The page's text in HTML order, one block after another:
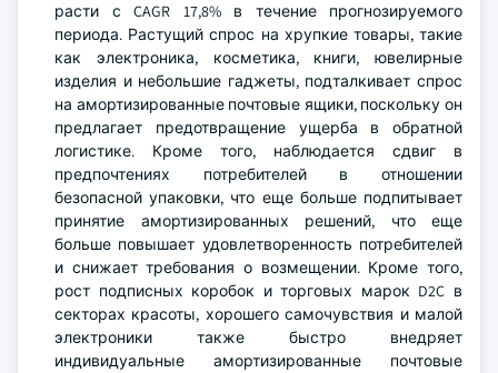
расти с CAGR 17,8% в течение прогнозируемого
периода. Растущий спрос на хрупкие товары, такие
как электроника, косметика, книги, ювелирные
изделия и небольшие гаджеты, подталкивает спрос
на амортизированные почтовые ящики, поскольку он
предлагает предотвращение ущерба в обратной
логистике. Кроме того, наблюдается сдвиг в
предпочтениях потребителей в отношении
безопасной упаковки, что еще больше подпитывает
принятие амортизированных решений, что еще
больше повышает удовлетворенность потребителей
и снижает требования о возмещении. Кроме того,
рост подписных коробок и торговых марок D2C в
секторах красоты, хорошего самочувствия и малой
электроники также быстро внедряет
индивидуальные амортизированные почтовые